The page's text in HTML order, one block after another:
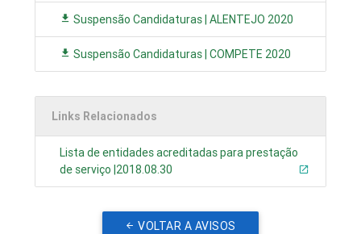
Suspensão Candidaturas | ALENTEJO 2020
Suspensão Candidaturas | COMPETE 2020
Links Relacionados
Lista de entidades acreditadas para prestação
de serviço |2018.08.30
VOLTAR A AVISOS